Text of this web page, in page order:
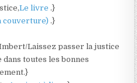
Le livre.}
couverture).}
Imbert/Laissez passer la justice
dans toutes les bonnes